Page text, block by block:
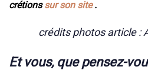
crétionssur son site.
crédits photos article :
Et vous, que pensez-